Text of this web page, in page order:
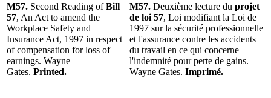
M57. Second Reading ofBill
57, An Act to amend the
Workplace Safety and
Insurance Act, 1997 in respect
of compensation for loss of
earnings. Wayne
Gates. Printed.
M57. Deuxième lecture du projet
de loi 57, Loi modifiant la Loi de
1997 sur la sécurité professionnelle
et l'assurance contre les accidents
du travail en ce qui concerne
l'indemnité pour perte de gains.
Wayne Gates. Imprimé.